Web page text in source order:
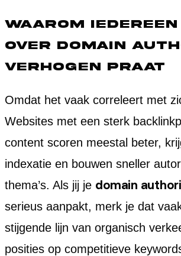
Waarom
over domain
verhogen praat
Omdat het vaak correleert met
Websites met een sterk
content scoren meestal beter,
indexatie en bouwen sneller
thema’s. Als jij je domain
serieus aanpakt, merk je dat
stijgende lijn van organisch
posities op competitieve